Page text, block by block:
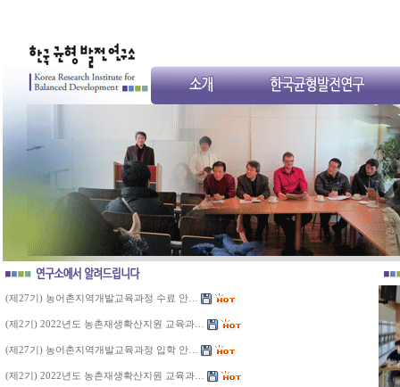
(제27기) 농어촌지역개발교육과정 수료 안…
(제2기) 2022년도 농촌재생확산지원 교육과…
(제27기) 농어촌지역개발교육과정 입학 안…
(제2기) 2022년도 농촌재생확산지원 교육과…